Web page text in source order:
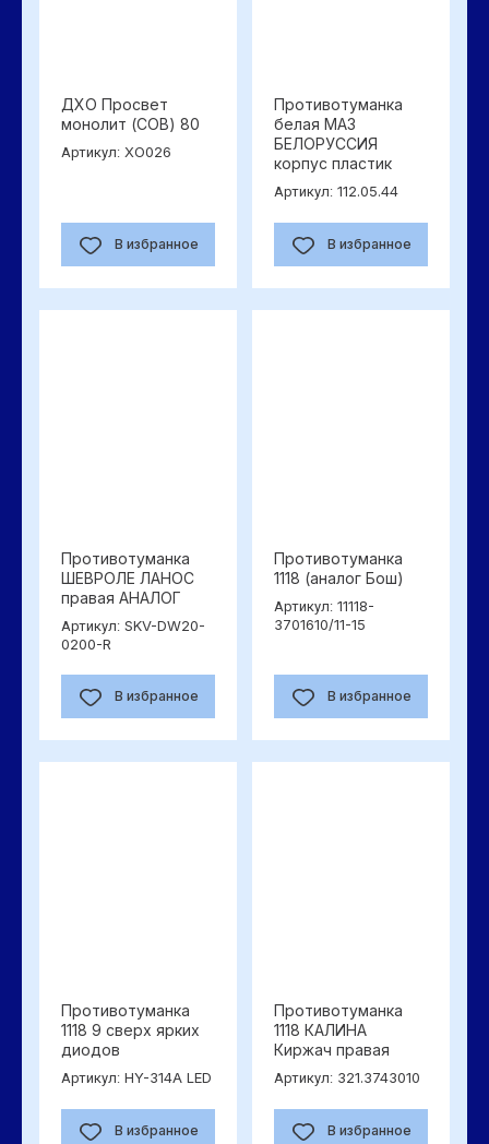
ДХО Просвет
монолит (COB) 80
Артикул: XO026
В избранное
Противотуманка
белая МАЗ
БЕЛОРУССИЯ
корпус пластик
Артикул: 112.05.44
В избранное
Противотуманка
ШЕВРОЛЕ ЛАНОС
правая АНАЛОГ
Артикул: SKV-DW20-
0200-R
В избранное
Противотуманка
1118 (аналог Бош)
Артикул: 11118-
3701610/11-15
В избранное
Противотуманка
1118 9 сверх ярких
диодов
Артикул: HY-314A LED
В избранное
Противотуманка
1118 КАЛИНА
Киржач правая
Артикул: 321.3743010
В избранное